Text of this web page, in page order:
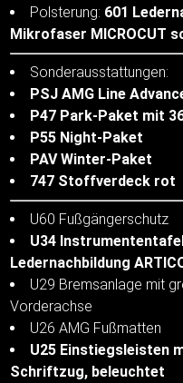
Polsterung: 601
Mikrofaser MICROCUT
Sonderausstattungen:
PSJ AMG Line
P47 Park-Paket mit
P55 Night-Paket
PAV Winter-Paket
747 Stoffverdeck rot
U60 Fußgängerschutz
U34
Ledernachbildung
U29 Bremsanlage mit
Vorderachse
U26 AMG Fußmatten
U25 Einstiegsleisten
Schriftzug, beleuchtet